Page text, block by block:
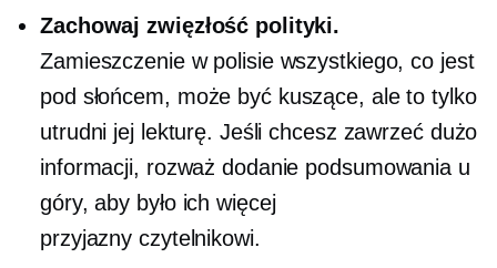
Zachowaj zwięzłość polityki.
Zamieszczenie w polisie wszystkiego, co jest
pod słońcem, może być kuszące, ale to tylko
utrudni jej lekturę. Jeśli chcesz zawrzeć dużo
informacji, rozważ dodanie podsumowania u
góry, aby było ich więcej
przyjazny czytelnikowi.